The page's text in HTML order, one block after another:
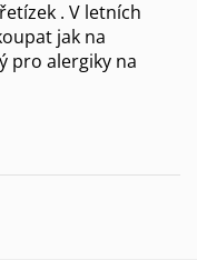
. V letních
jak na
pro alergiky na